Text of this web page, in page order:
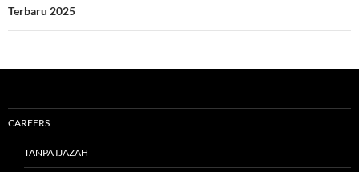
Terbaru 2025
CAREERS
TANPA IJAZAH